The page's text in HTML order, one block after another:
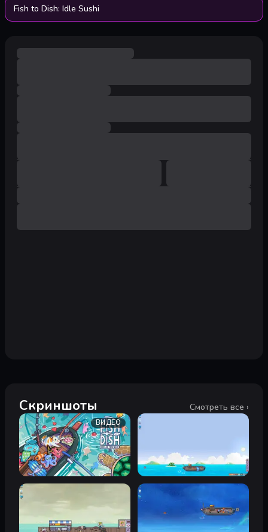
Fish to Dish: Idle Sushi
Скриншоты Смотреть все ›
ВИДЕО